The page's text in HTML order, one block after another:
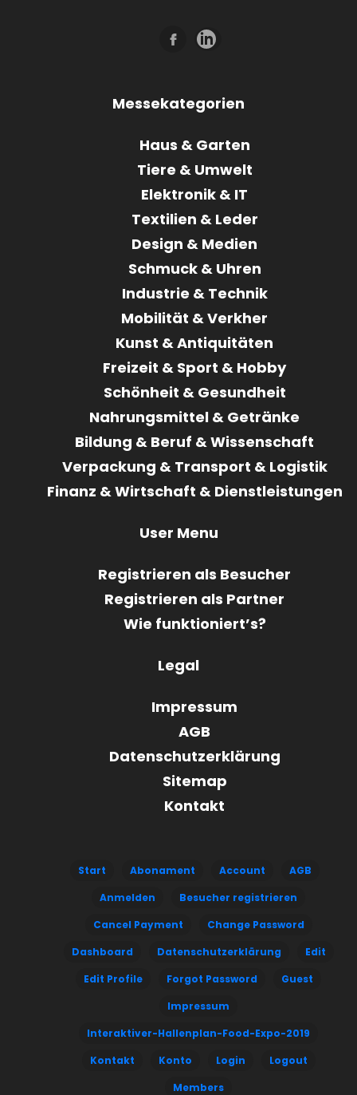
Messekategorien
Haus & Garten
Tiere & Umwelt
Elektronik & IT
Textilien & Leder
Design & Medien
Schmuck & Uhren
Industrie & Technik
Mobilität & Verkher
Kunst & Antiquitäten
Freizeit & Sport & Hobby
Schönheit & Gesundheit
Nahrungsmittel & Getränke
Bildung & Beruf & Wissenschaft
Verpackung & Transport & Logistik
Finanz & Wirtschaft & Dienstleistungen
User Menu
Registrieren als Besucher
Registrieren als Partner
Wie funktioniert’s?
Legal
Impressum
AGB
Datenschutzerklärung
Sitemap
Kontakt
Start Abonament Account
AGB
Anmelden
Besucher registrieren
Cancel Payment
Change Password
Dashboard
Datenschutzerklärung
Edit
Edit Profile
Forgot Password
Guest
Impressum
Interaktiver-Hallenplan-Food-Expo-2019
Kontakt
Konto Login
Logout
Members